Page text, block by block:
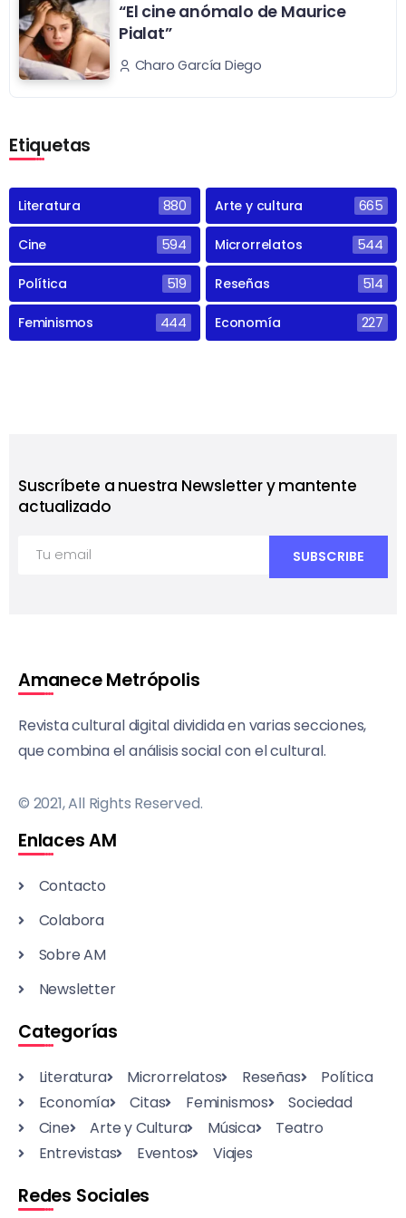
“El cine anómalo de Maurice
Pialat”
Charo García Diego
Etiquetas
Literatura 880 Arte y cultura 665
Cine 594 Microrrelatos 544
Política 519 Reseñas 514
Feminismos 444 Economía 227
Suscríbete a nuestra Newsletter y mantente
actualizado
Amanece Metrópolis
Revista cultural digital dividida en varias secciones,
que combina el análisis social con el cultural.
© 2021, All Rights Reserved.
Enlaces AM
Contacto
Colabora
Sobre AM
Newsletter
Categorías
Literatura Microrrelatos Reseñas
Política
Economía
Citas Feminismos
Sociedad
Cine
Arte y Cultura Música
Teatro
Entrevistas
Eventos Viajes
Redes Sociales